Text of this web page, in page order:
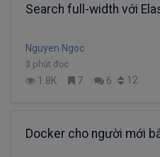
Search full-width với
Nguyen Ngoc
3 phút đọc
1.8K 7 6 12
Docker cho người mới